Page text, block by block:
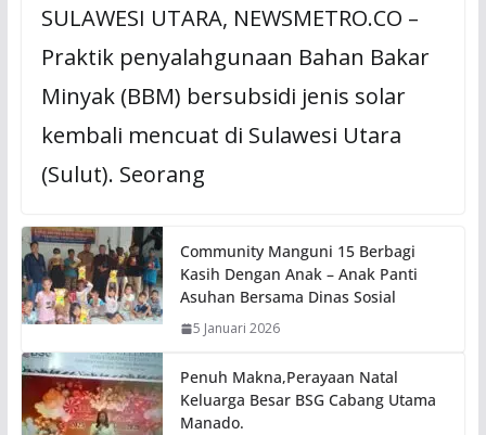
SULAWESI UTARA, NEWSMETRO.CO –
Praktik penyalahgunaan Bahan Bakar
Minyak (BBM) bersubsidi jenis solar
kembali mencuat di Sulawesi Utara
(Sulut). Seorang
Community Manguni 15 Berbagi
Kasih Dengan Anak – Anak Panti
Asuhan Bersama Dinas Sosial
5 Januari 2026
Penuh Makna,Perayaan Natal
Keluarga Besar BSG Cabang Utama
Manado.